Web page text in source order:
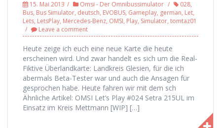
15. Mai 2013 Omsi - Der Omnibussimulator 028,
Bus, Bus Simulator, deutsch, EVOBUS, Gameplay, german, Let,
Lets, LetsPlay, Mercedes-Benz, OMSI, Play, Simulator, tomtaz01
Leave a comment
Heute zeige ich euch eine neue Karte die heute
erscheinen wird. Und zwar handelt es sich um die Real-
Fiktive Überlandkarte: Landkreis Glesien, für die ich
abermals Beta-Tester war und auch die Ansagen für
gesprochen habe. Heute fahren wir mit dem sch
Ähnliche Artikel: OMSI Let’s Play #024 Setra 215UL im
Einsatz im Kreis Mettmann [WIP] […]